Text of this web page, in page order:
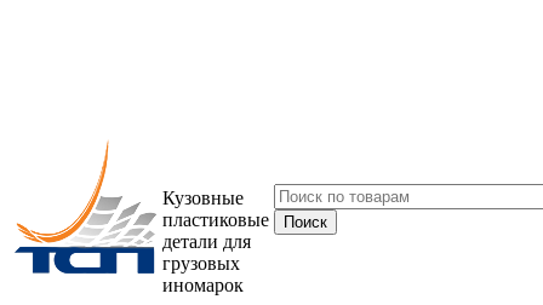
Кузовные
пластиковые
детали для
грузовых
иномарок